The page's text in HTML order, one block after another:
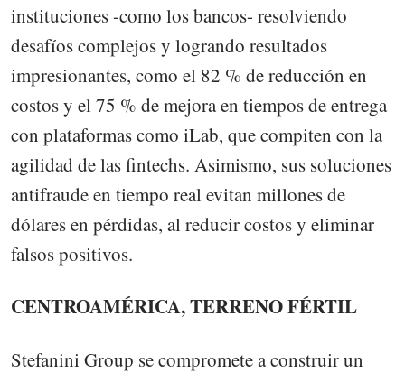
instituciones -como los bancos- resolviendo
desafíos complejos y logrando resultados
impresionantes, como el 82 % de reducción en
costos y el 75 % de mejora en tiempos de entrega
con plataformas como iLab, que compiten con la
agilidad de las fintechs. Asimismo, sus soluciones
antifraude en tiempo real evitan millones de
dólares en pérdidas, al reducir costos y eliminar
falsos positivos.
CENTROAMÉRICA, TERRENO FÉRTIL
Stefanini Group se compromete a construir un